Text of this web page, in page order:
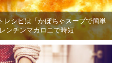
レシピは「かぼちゃスープで簡単
ンチンマカロニで時短